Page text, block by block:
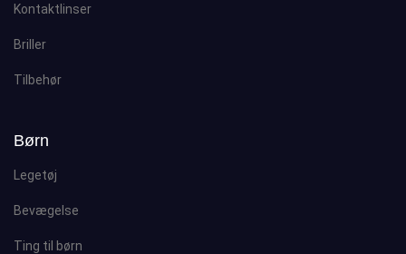
Kontaktlinser
Briller
Tilbehør
Børn
Legetøj
Bevægelse
Ting til børn